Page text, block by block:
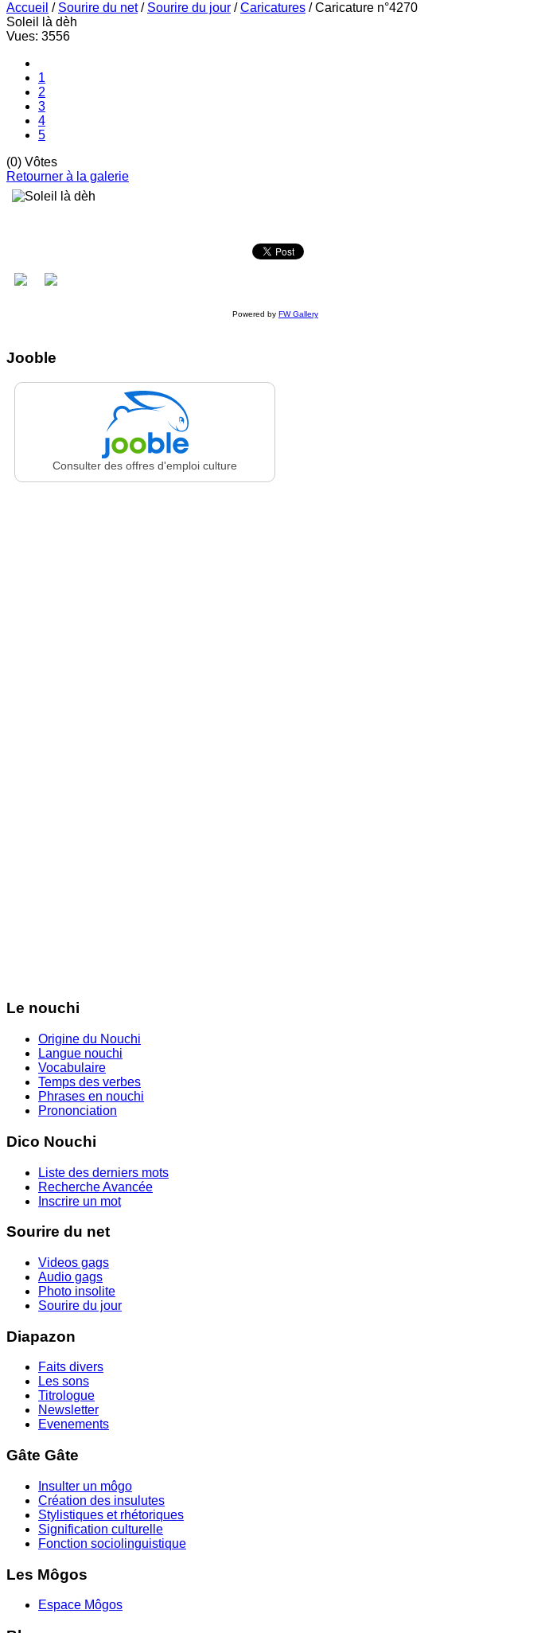
Accueil / Sourire du net / Sourire du jour /Caricatures /Caricature n°4270
Soleil là dèh
Vues: 3556
1
2
3
4
5
(0) Vôtes
Retourner à la galerie
Powered by FW Gallery
Jooble
Consulter des offres d'emploi culture
Le nouchi
Origine du Nouchi
Langue nouchi
Vocabulaire
Temps des verbes
Phrases en nouchi
Prononciation
Dico Nouchi
Liste des derniers mots
Recherche Avancée
Inscrire un mot
Sourire du net
Videos gags
Audio gags
Photo insolite
Sourire du jour
Diapazon
Faits divers
Les sons
Titrologue
Newsletter
Evenements
Gâte Gâte
Insulter un môgo
Création des insulutes
Stylistiques et rhétoriques
Signification culturelle
Fonction sociolinguistique
Les Môgos
Espace Môgos